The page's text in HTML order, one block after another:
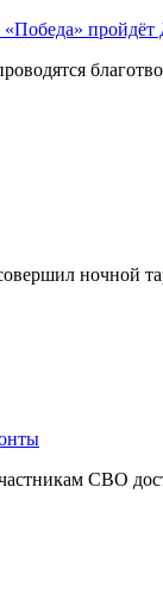
«Победа»
ночной
СВО